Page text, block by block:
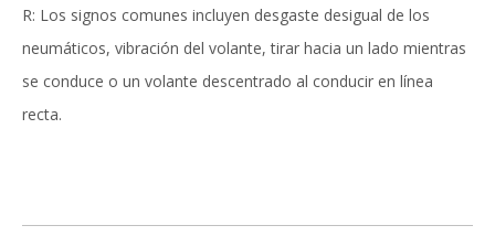
R: Los signos comunes incluyen desgaste desigual de los
neumáticos, vibración del volante, tirar hacia un lado mientras
se conduce o un volante descentrado al conducir en línea
recta.